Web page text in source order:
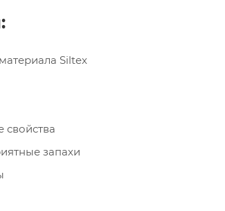
Siltex
свойства
запахи